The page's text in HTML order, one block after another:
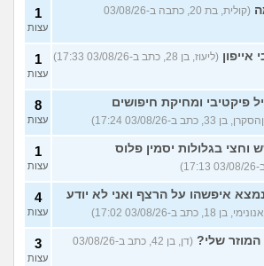
(קולית, בת 20, כתבה ב-03/08/26
1
עצות
אייפון (ליעוז, בן 28, כתב ב-03/08/26 17:33) 1
עצות
פיקטיבי ומחיקת חיפושים
33, כתב ב-03/08/26 17:24)
8
עצות
בגלולות יסמין פלוס 1
עצות
איפשהו על הרצף ואני לא יודע
בן 18, כתב ב-03/08/26 17:02)
4
עצות
שלי?
(דן, בן 42, כתב ב-03/08/26
3
עצות